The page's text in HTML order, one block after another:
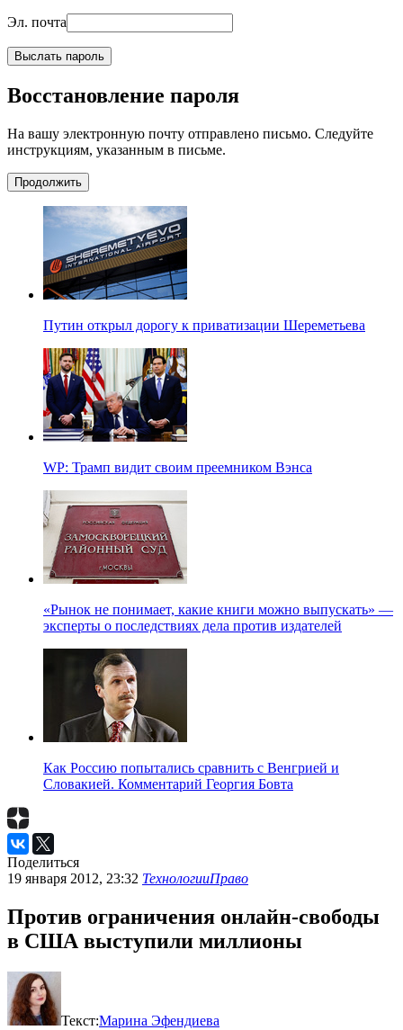
Эл. почта
Выслать пароль
Восстановление пароля
На вашу электронную почту отправлено письмо. Следуйте
инструкциям, указанным в письме.
Продолжить
Путин открыл дорогу к приватизации Шереметьева
WP: Трамп видит своим преемником Вэнса
«Рынок не понимает, какие книги можно выпускать» —
эксперты о последствиях дела против издателей
Как Россию попытались сравнить с Венгрией и
Словакией. Комментарий Георгия Бовта
Поделиться
19 января 2012, 23:32 ТехнологииПраво
Против ограничения онлайн-свободы
в США выступили миллионы
Текст:Марина Эфендиева